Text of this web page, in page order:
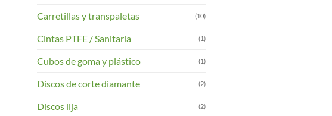
Carretillas y transpaletas (10)
Cintas PTFE / Sanitaria (1)
Cubos de goma y plástico (1)
Discos de corte diamante (2)
Discos lija (2)